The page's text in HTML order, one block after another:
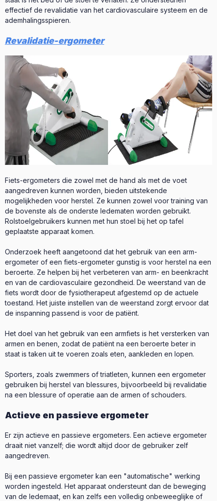
effectief de revalidatie van het cardiovasculaire systeem en de
ademhalingsspieren.
Revalidatie-ergometer
Fiets-ergometers die zowel met de hand als met de voet
aangedreven kunnen worden, bieden uitstekende
mogelijkheden voor herstel. Ze kunnen zowel voor training van
de bovenste als de onderste ledematen worden gebruikt.
Rolstoelgebruikers kunnen met hun stoel bij het op tafel
geplaatste apparaat komen.
Onderzoek heeft aangetoond dat het gebruik van een arm-
ergometer of een fiets-ergometer gunstig is voor herstel na een
beroerte. Ze helpen bij het verbeteren van arm- en beenkracht
en van de cardiovasculaire gezondheid. De weerstand van de
fiets wordt door de fysiotherapeut afgestemd op de actuele
toestand. Het juiste instellen van de weerstand zorgt ervoor dat
de inspanning passend is voor de patiënt.
Het doel van het gebruik van een armfiets is het versterken van
armen en benen, zodat de patiënt na een beroerte beter in
staat is taken uit te voeren zoals eten, aankleden en lopen.
Sporters, zoals zwemmers of triatleten, kunnen een ergometer
gebruiken bij herstel van blessures, bijvoorbeeld bij revalidatie
na een blessure of operatie aan de armen of schouders.
Actieve en passieve ergometer
Er zijn actieve en passieve ergometers. Een actieve ergometer
draait niet vanzelf; die wordt altijd door de gebruiker zelf
aangedreven.
Bij een passieve ergometer kan een "automatische" werking
worden ingesteld. Het apparaat ondersteunt dan de beweging
van de ledemaat, en kan zelfs een volledig onbeweeglijke of